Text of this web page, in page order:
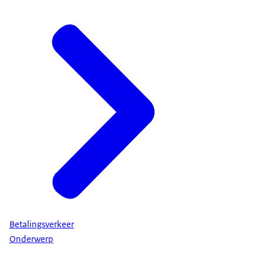
Betalingsverkeer
Onderwerp